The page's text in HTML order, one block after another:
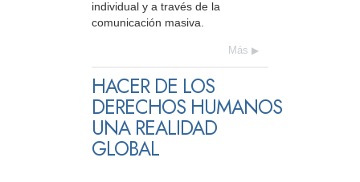
individual y a través de la
comunicación masiva.
Más
HACER DE LOS
DERECHOS HUMANOS
UNA REALIDAD
GLOBAL